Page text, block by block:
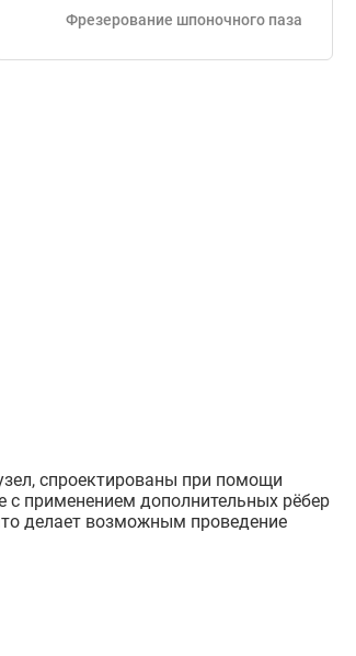
Фрезерование шпоночного паза
спроектированы при помощи
применением дополнительных рёбер
делает возможным проведение